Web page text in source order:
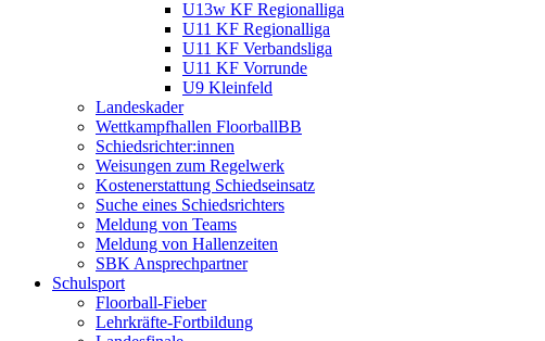
U13w KF Regionalliga
U11 KF Regionalliga
U11 KF Verbandsliga
U11 KF Vorrunde
U9 Kleinfeld
Landeskader
Wettkampfhallen FloorballBB
Schiedsrichter:innen
Weisungen zum Regelwerk
Kostenerstattung Schiedseinsatz
Suche eines Schiedsrichters
Meldung von Teams
Meldung von Hallenzeiten
SBK Ansprechpartner
Schulsport
Floorball-Fieber
Lehrkräfte-Fortbildung